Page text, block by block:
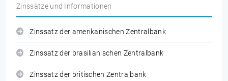
Zinssätze und Informationen
Zinssatz der amerikanischen Zentralbank
Zinssatz der brasilianischen Zentralbank
Zinssatz der britischen Zentralbank